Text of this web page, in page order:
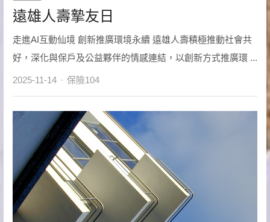
遠雄人壽摯友日
走進AI互動仙境 創新推廣環境永續 遠雄人壽積極推動社會共
好，深化與保戶及公益夥伴的情感連結，以創新方式推廣環 ...
2025-11-14 Author
保險104